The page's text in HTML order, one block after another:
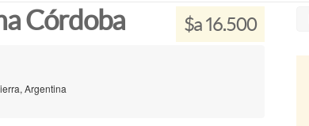
$a 16.500
Córdoba
Argentina